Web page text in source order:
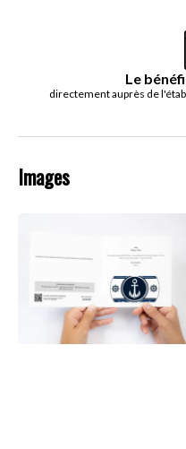
Le
directement auprès de
Images